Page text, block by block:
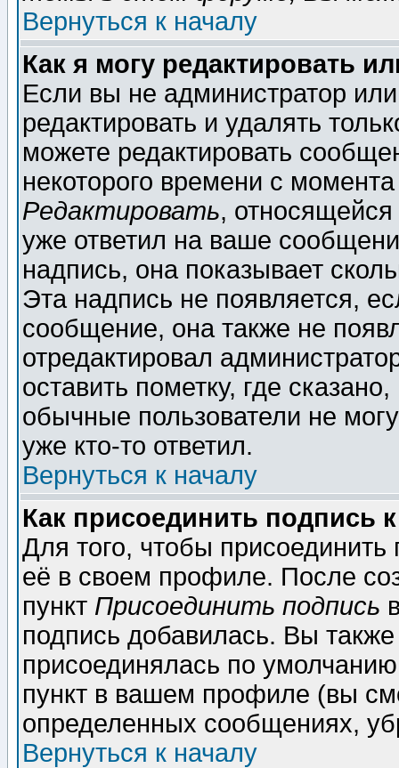
Вернуться к началу
Как я могу редактировать
Если вы не администратор
редактировать и удалять
можете редактировать
некоторого времени с
Редактировать,
уже ответил на ваше
надпись, она показывает
Эта надпись не появляется,
сообщение, она также не
отредактировал
оставить пометку, где
обычные пользователи не
уже кто-то ответил.
Вернуться к началу
Как присоединить подпись
Для того, чтобы
её в своем профиле. После
пункт Присоединить подпись
подпись добавилась. Вы
присоединялась по
пункт в вашем профиле (вы
определенных сообщениях,
Вернуться к началу